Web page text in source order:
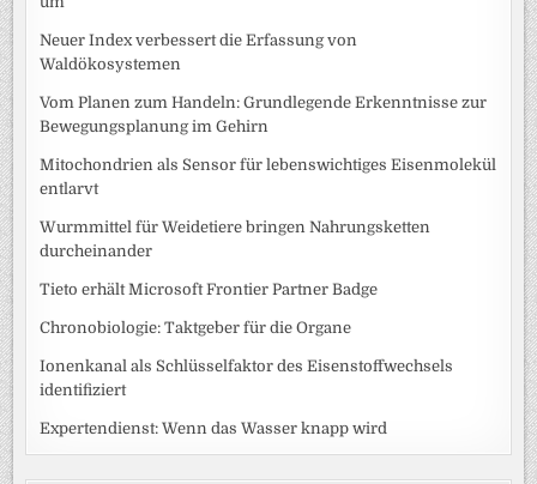
Neuer Index verbessert die Erfassung von
Waldökosystemen
Vom Planen zum Handeln: Grundlegende Erkenntnisse zur
Bewegungsplanung im Gehirn
Mitochondrien als Sensor für lebenswichtiges Eisenmolekül
entlarvt
Wurmmittel für Weidetiere bringen Nahrungsketten
durcheinander
Tieto erhält Microsoft Frontier Partner Badge
Chronobiologie: Taktgeber für die Organe
Ionenkanal als Schlüsselfaktor des Eisenstoffwechsels
identifiziert
Expertendienst: Wenn das Wasser knapp wird